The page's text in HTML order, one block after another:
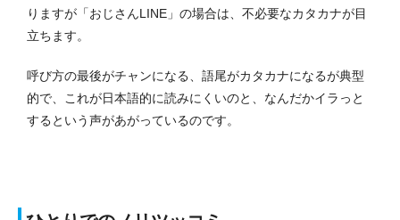
りますが「おじさんLINE」の場合は、不必要なカタカナが目
立ちます。
呼び方の最後がチャンになる、語尾がカタカナになるが典型
的で、これが日本語的に読みにくいのと、なんだかイラっと
するという声があがっているのです。